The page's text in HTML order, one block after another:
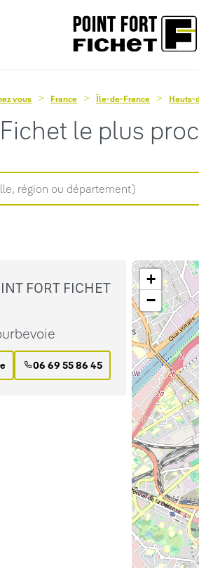
vous France Île-de-France Hauts-
le plus
FORT FICHET
06 69 55 86 45
+
−